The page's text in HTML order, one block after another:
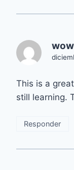
This is a
still learning.
Responder